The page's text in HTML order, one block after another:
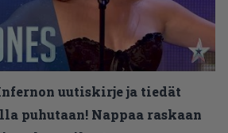
uutiskirje ja tiedät
puhutaan! Nappaa raskaan